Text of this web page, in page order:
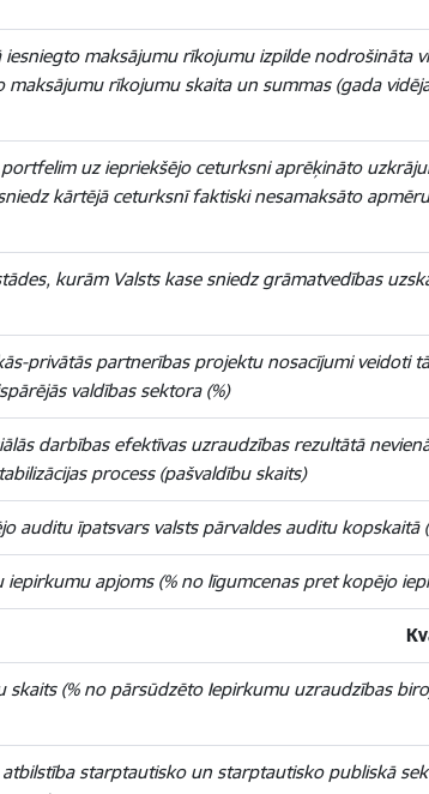
iesniegto maksājumu rīkojumu izpilde nodrošināta
maksājumu rīkojumu skaita un summas (gada
portfelim uz iepriekšējo ceturksni aprēķināto
kārtējā ceturksnī faktiski nesamaksāto
kurām Valsts kase sniedz grāmatvedības
privātās partnerības projektu nosacījumi veidoti
valdības sektora (%)
darbības efektīvas uzraudzības rezultātā
process (pašvaldību skaits)
auditu īpatsvars valsts pārvaldes auditu kopskaitā
iepirkumu apjoms (% no līgumcenas pret kopējo
skaits (% no pārsūdzēto Iepirkumu uzraudzības
starptautisko un starptautisko publiskā